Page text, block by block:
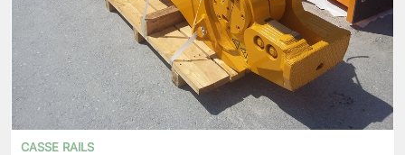
CASSE RAILS